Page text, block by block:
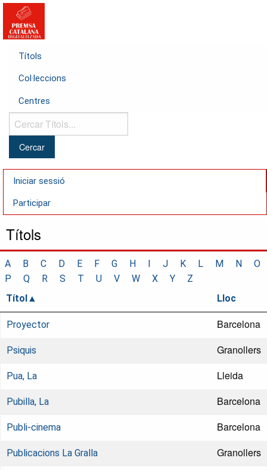
Títols
Col·leccions
Centres
Cercar
Títols...
Iniciar sessió
Participar
Títols
A B C D E F G H I J K L M N
O
P
Q R S T U V W X Y
Z
Títol
Lloc
Proyector Barcelona
Psiquis Granollers
Pua, La Lleida
Pubilla, La Barcelona
Publi-cinema Barcelona
Publicacions La Gralla Granollers